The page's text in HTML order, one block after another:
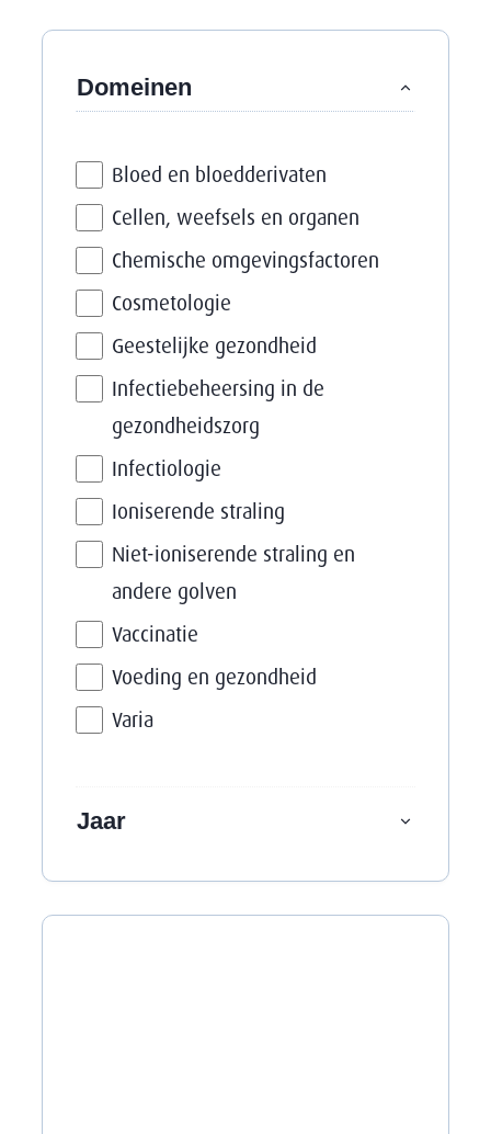
Filter op
Domeinen
Bloed en bloedderivaten
Cellen, weefsels en organen
Chemische omgevingsfactoren
Cosmetologie
Geestelijke gezondheid
Infectiebeheersing in de
gezondheidszorg
Infectiologie
Ioniserende straling
Niet-ioniserende straling en
andere golven
Vaccinatie
Voeding en gezondheid
Varia
Jaar